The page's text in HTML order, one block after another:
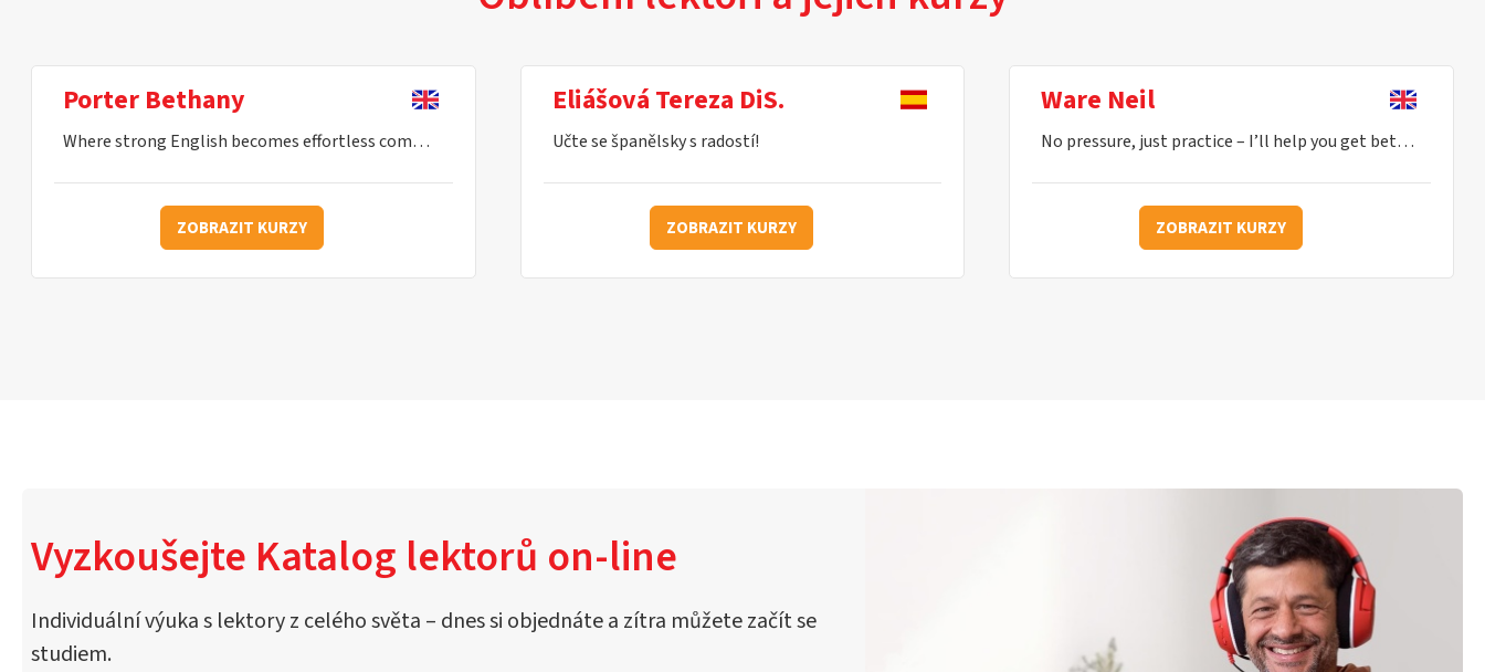
Porter Bethany
Where strong English becomes effortless communication.
ZOBRAZIT KURZY
Eliášová Tereza DiS.
Učte se španělsky s radostí!
ZOBRAZIT KURZY
Ware Neil
No pressure, just practice – I’ll help you get better every lesson.
ZOBRAZIT KURZY
Vyzkoušejte Katalog lektorů on-line
Individuální výuka s lektory z celého světa – dnes si objednáte a zítra můžete začít se
studiem.